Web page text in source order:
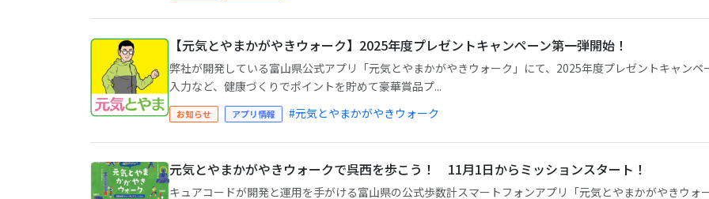
【元気とやまかがやきウォーク】2025年度プレゼントキャンペーン第一弾開始！
弊社が開発している富山県公式アプリ「元気とやまかがやきウォーク」にて、2025年度プレゼントキャン
入力など、健康づくりでポイントを貯めて豪華賞品プ...
お知らせ アプリ情報 #元気とやまかがやきウォーク
元気とやまかがやきウォークで呉西を歩こう！ 11月1日からミッションスタート！
キュアコードが開発と運用を手がける富山県の公式歩数計スマートフォンアプリ「元気とやまかがやきウ